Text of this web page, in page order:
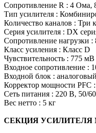
Сопротивление R : 4 Ома,
Тип усилителя :
Количество каналов : Три
Серия усилителя : DX
Сопротивление нагрузки
Класс усиления : Класс D
Чувствительность : 775 мВ
Входное сопротивление :
Входной блок : аналоговый
Корректор мощности PFC
Сеть питания : 220 В, 50/
Вес нетто : 5 кг
СЕКЦИЯ